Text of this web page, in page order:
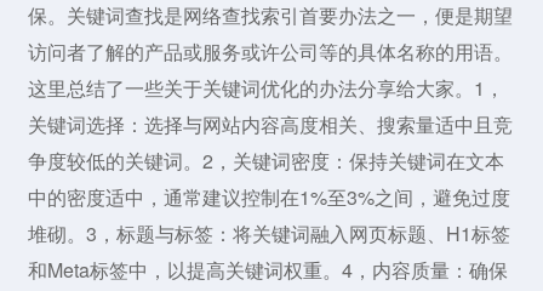
保。关键词查找是网络查找索引首要办法之一，便是期望
访问者了解的产品或服务或许公司等的具体名称的用语。
这里总结了一些关于关键词优化的办法分享给大家。1，
关键词选择：选择与网站内容高度相关、搜索量适中且竞
争度较低的关键词。2，关键词密度：保持关键词在文本
中的密度适中，通常建议控制在1%至3%之间，避免过度
堆砌。3，标题与标签：将关键词融入网页标题、H1标签
和Meta标签中，以提高关键词权重。4，内容质量：确保